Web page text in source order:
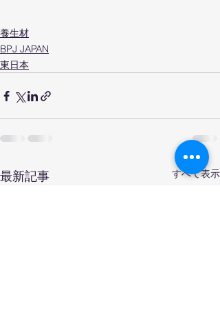
養生材
BPJ JAPAN
東日本
最新記事 すべて表示